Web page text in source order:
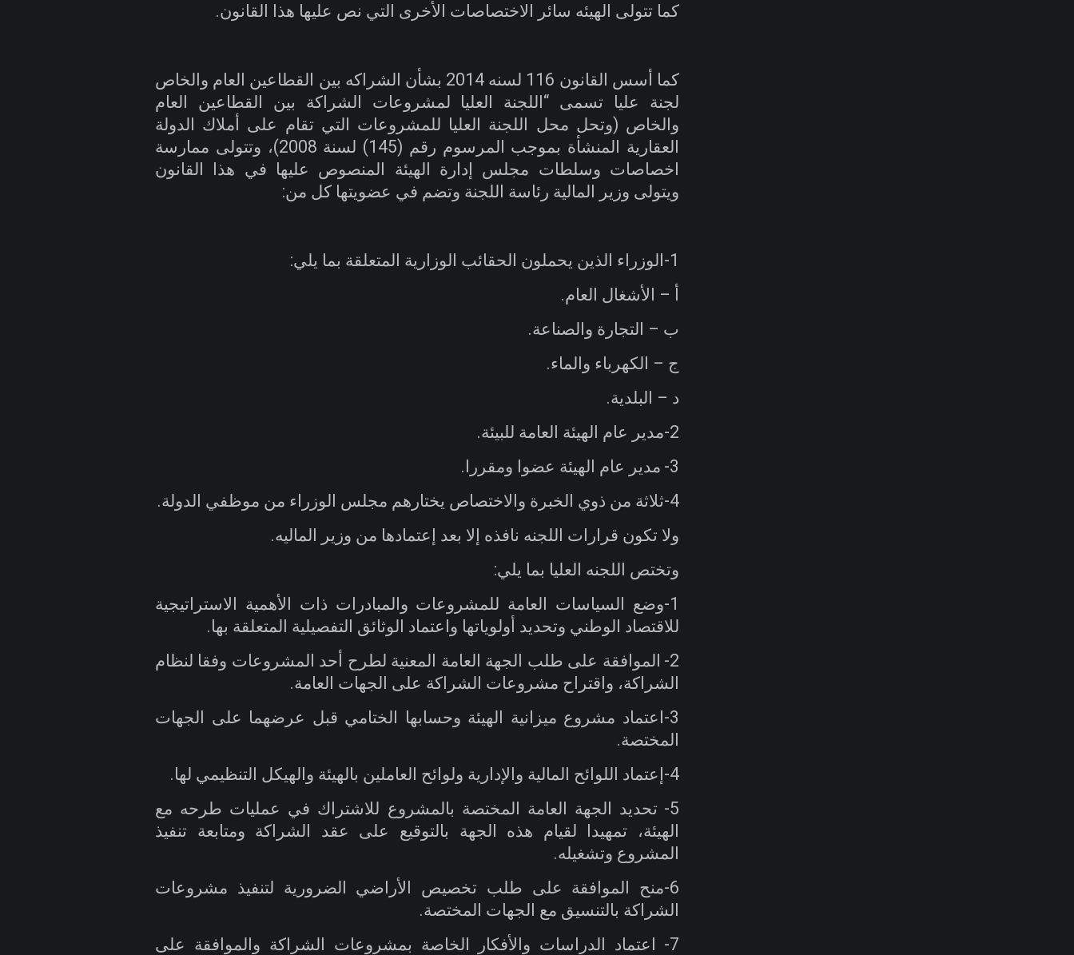
كما تتولى الهيئه سائر الاختصاصات الأخرى التي نص عليها هذا القانون.
كما أسس القانون 116 لسنه 2014 بشأن الشراكه بين القطاعين العام والخاص
لجنة عليا تسمى “اللجنة العليا لمشروعات الشراكة بين القطاعين العام
والخاص (وتحل محل اللجنة العليا للمشروعات التي تقام على أملاك الدولة
العقارية المنشأة بموجب المرسوم رقم (145) لسنة 2008)، وتتولى ممارسة
اخصاصات وسلطات مجلس إدارة الهيئة المنصوص عليها في هذا القانون
ويتولى وزير المالية رئاسة اللجنة وتضم في عضويتها كل من:
1-الوزراء الذين يحملون الحقائب الوزارية المتعلقة بما يلي
:
أ – الأشغال العام.
ب – التجارة والصناعة.
ج – الكهرباء والماء.
د – البلدية.
2-مدير عام الهيئة العامة للبيئة
.
3- مدير عام الهيئة عضوا ومقررا .
4-ثلاثة من ذوي الخبرة والاختصاص يختارهم مجلس الوزراء من موظفي الدولة
.
ولا تكون قرارات اللجنه نافذه إلا بعد إعتمادها من وزير الماليه.
وتختص اللجنه العليا بما يلي:
1-وضع السياسات العامة للمشروعات والمبادرات ذات الأهمية الاستراتيجية
للاقتصاد الوطني وتحديد أولوياتها واعتماد الوثائق التفصيلية المتعلقة بها.
2-
الموافقة على طلب الجهة العامة المعنية لطرح أحد المشروعات وفقا لنظام
الشراكة، واقتراح مشروعات الشراكة على الجهات العامة.
3-اعتماد مشروع ميزانية الهيئة وحسابها الختامي قبل عرضهما على الجهات
المختصة.
4-إعتماد اللوائح المالية والإدارية ولوائح العاملين بالهيئة والهيكل التنظيمي لها
.
5-
تحديد الجهة العامة المختصة بالمشروع للاشتراك في عمليات طرحه مع
الهيئة، تمهيدا لقيام هذه الجهة بالتوقيع على عقد الشراكة ومتابعة تنفيذ
المشروع وتشغيله.
6-منح الموافقة على طلب تخصيص الأراضي الضرورية لتنفيذ مشروعات
الشراكة بالتنسيق مع الجهات المختصة.
7-
اعتماد الدراسات والأفكار الخاصة بمشروعات الشراكة والموافقة على